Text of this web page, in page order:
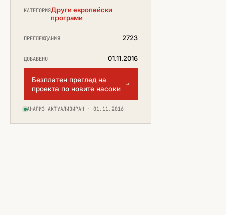
КАТЕГОРИЯДруги европейски
програми
ПРЕГЛЕЖДАНИЯ 2723
ДОБАВЕНО 01.11.2016
Безплатен преглед на
проекта по новите насоки
АНАЛИЗ АКТУАЛИЗИРАН · 01.11.2016